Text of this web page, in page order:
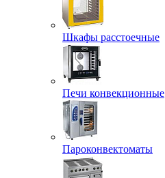
Шкафы расстоечные
Печи конвекционные
Пароконвектоматы